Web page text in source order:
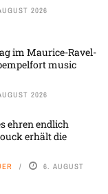
2026
im Maurice-Ravel-
music
2026
ehren endlich
erhält die
6. AUGUST